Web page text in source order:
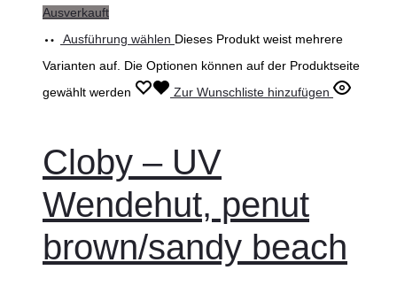
Ausverkauft
Ausführung wählen Dieses Produkt weist mehrere
Varianten auf. Die Optionen können auf der Produktseite
gewählt werden
Zur Wunschliste hinzufügen
Cloby – UV
Wendehut, penut
brown/sandy beach